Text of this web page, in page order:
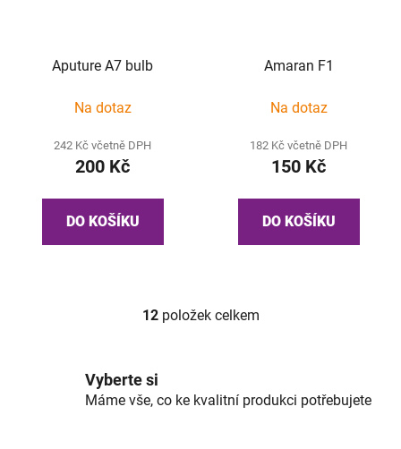
Aputure A7 bulb
Na dotaz
242 Kč včetně DPH
200 Kč
DO KOŠÍKU
Amaran F1
Na dotaz
182 Kč včetně DPH
150 Kč
DO KOŠÍKU
O
d
12položek celkem
Vyberte si
Máme vše, co ke kvalitní produkci potřebujete